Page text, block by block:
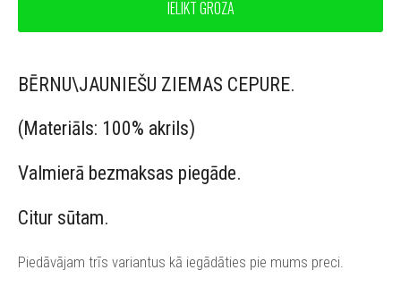
IELIKT GROZĀ
BĒRNU\JAUNIEŠU ZIEMAS CEPURE.
(Materiāls: 100% akrils)
Valmierā bezmaksas piegāde.
Citur sūtam.
Piedāvājam trīs variantus kā iegādāties pie mums preci.